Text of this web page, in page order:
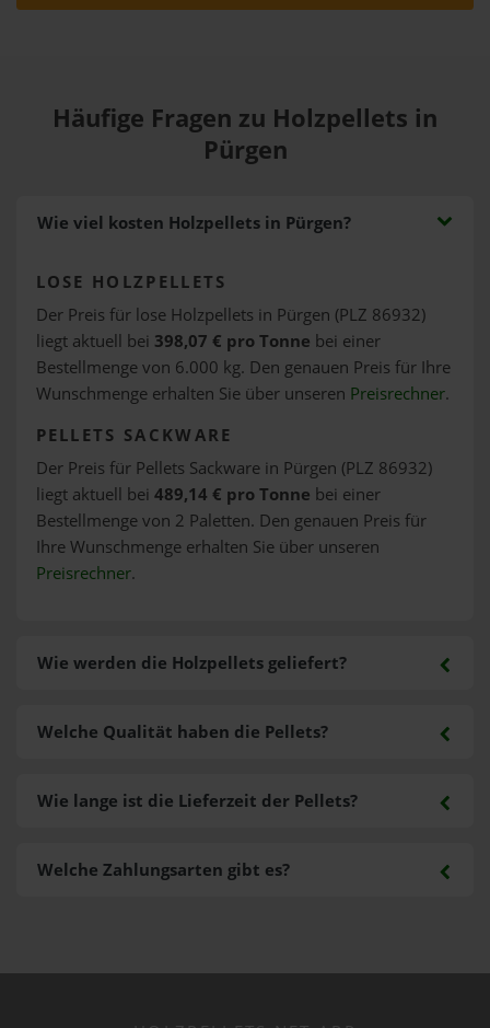
Häufige Fragen zu Holzpellets in
Pürgen
Wie viel kosten Holzpellets in Pürgen?
LOSE HOLZPELLETS
Der Preis für lose Holzpellets in Pürgen (PLZ 86932)
liegt aktuell bei 398,07 € pro Tonne bei einer
Bestellmenge von 6.000 kg. Den genauen Preis für Ihre
Wunschmenge erhalten Sie über unseren Preisrechner.
PELLETS SACKWARE
Der Preis für Pellets Sackware in Pürgen (PLZ 86932)
liegt aktuell bei 489,14 € pro Tonne bei einer
Bestellmenge von 2 Paletten. Den genauen Preis für
Ihre Wunschmenge erhalten Sie über unseren
Preisrechner.
Wie werden die Holzpellets geliefert?
Welche Zahlungsarten gibt es?
Welche Qualität haben die Pellets?
Wie lange ist die Lieferzeit der Pellets?